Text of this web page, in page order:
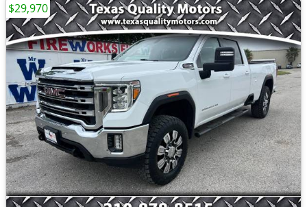
$29,970